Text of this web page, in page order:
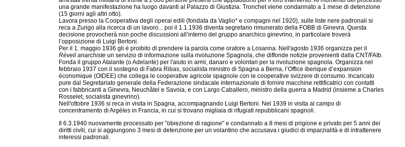
una grande manifestazione ha luogo davanti al Palazzo di Giustizia: Tronchet viene condannato a 1 mese di detenzione
(15 giorni agli altri otto).
Lavora presso la Cooperativa degli operai edili (fondata da Vaglio* e compagni nel 1920), sulle liste nere padronali si
reca a Zurigo alla ricerca di un lavoro... poi il 1.1.1936 diventa segretario rimunerato della FOBB di Ginevra. Questa
decisione provocherà non poche discussioni all’interno del gruppo anarchico ginevrino, in particolare troverà
l’opposizione di Luigi Bertoni.
Per il 1. maggio 1936 gli è proibito di prendere la parola come oratore a Losanna. Nell'agosto 1936 organizza per il
Réveil anarchiste un servizio di informazione sulla rivoluzione Spagnola, che diffonde notizie provenienti dalla CNT/FAIb.
Fonda il gruppo Atalante (o Adelante) per l'aiuto in armi, danaro e volontari per la rivoluzione spagnola. Organizza nel
febbraio 1937 con il sostegno di Fabra Ribas, socialista ministro di Spagna a Berna, l’Office iberique d’expansion
économique (OIDEE) che collega le cooperative agricole spagnole con le cooperative svizzere di consumo. Incaricato
pure dal Segretariato generale della Federazione sindacale internazionale di fornire macchine rettificatrici con contatti
con i fabbricanti a Ginevra, Neuchâtel e Savoia, e con Largo Caballero, ministro della guerra a Madrid (insieme a Charles
Rosselet, socialista ginevrino).
Nell'ottobre 1936 si reca in visita in Spagna, accompagnando Luigi Bertoni. Nel 1939 in visita al campo di
concentramento di Argèles in Francia, in cui si trovano migliaia di rifugiati repubblicani spagnoli.
Il 6.3.1940 nuovamente processato per "obiezione di ragione" e condannato a 8 mesi di prigione e privato per 5 anni dei
diritti civili, cui si aggiungono 3 mesi di detenzione per un volantino che accusava i giudici di imparzialità e di intrattenere
interessi padronali.